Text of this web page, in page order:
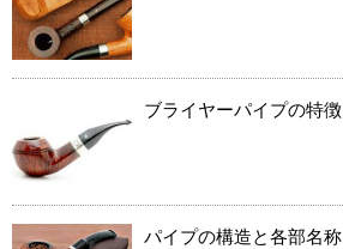
ブライヤーパイプの特徴
パイプの構造と各部名称